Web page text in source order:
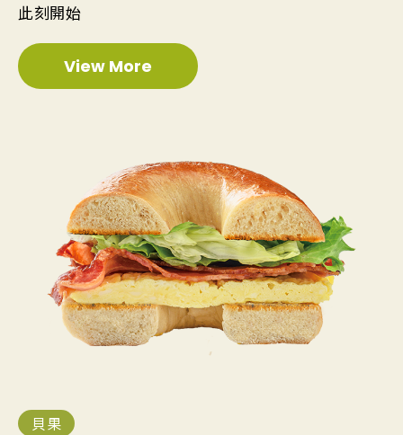
此刻開始
View More
貝果